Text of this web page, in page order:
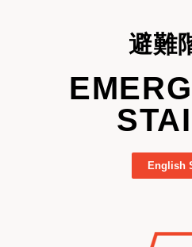
避難
English